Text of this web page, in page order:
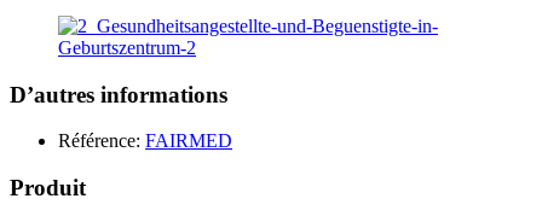
D’autres informations
Référence: FAIRMED
Produit